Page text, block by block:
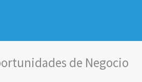
de Negocio